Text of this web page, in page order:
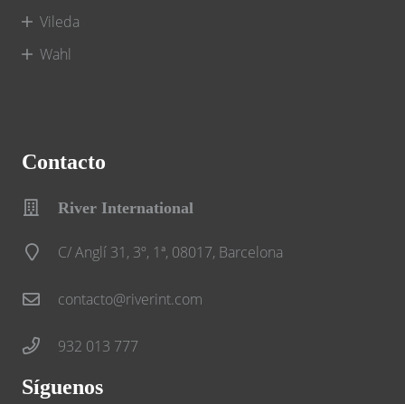
Vileda
Wahl
Contacto
River International
C/ Anglí 31, 3º, 1ª, 08017, Barcelona
contacto@riverint.com
932 013 777
Síguenos